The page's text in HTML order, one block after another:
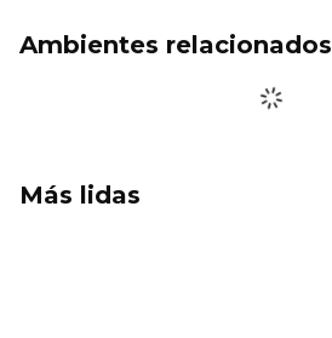
Ambientes relacionados
Más lidas